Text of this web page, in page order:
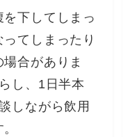
下してしまっ
てしまったり
合がありま
し、1日半本
しながら飲用